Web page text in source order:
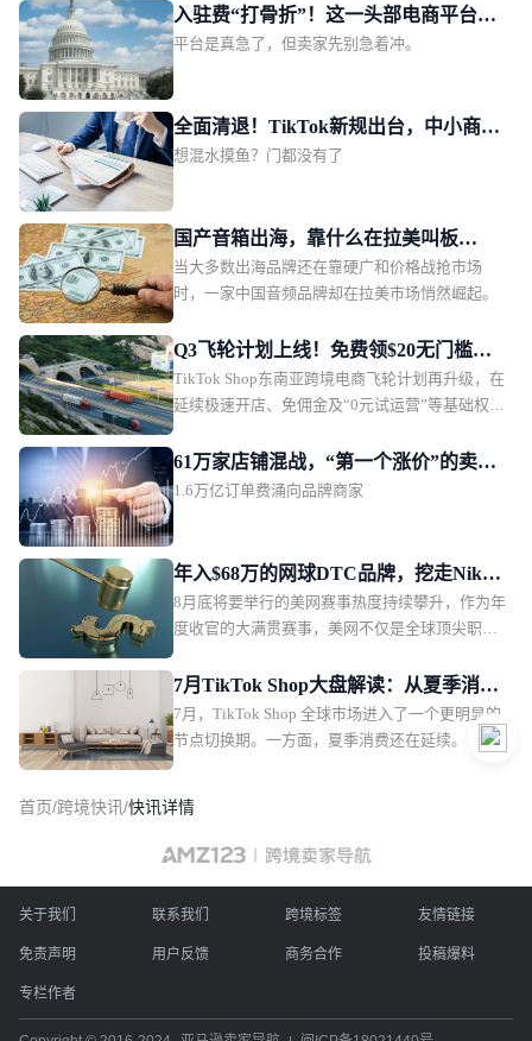
规。对比欧洲瞄准电子电器、纺织品/服饰、玩
具、化妆品、母婴5大平台核心热销品类进行全方
想象力，实际上远超品类本身。01TikTok Shop泰
国站收紧二手商品TT123获悉，自2026年7月31
日起，TikTok Shop泰国站点已全面收紧二手商品
入驻费“打骨折”！这一头部电商平台急
需中国卖家回血
平台是真急了，但卖家先别急着冲。
全面清退！TikTok新规出台，中小商家
更难躺赢
想混水摸鱼？门都没有了
国产音箱出海，靠什么在拉美叫板
JBL？一场由数百位本土红人完成的信
任众筹
当大多数出海品牌还在靠硬广和价格战抢市场
时，一家中国音频品牌却在拉美市场悄然崛起。
Q3飞轮计划上线！免费领$20无门槛广
告金，东南亚跨境新商激励再加码！
TikTok Shop东南亚跨境电商飞轮计划再升级，在
延续极速开店、免佣金及“0元试运营”等基础权益
店、内容工具及广告测试等关键环节的经营支
持，符合条件的新商还有机会领取$20广告金，
以下几项值得重点关注。面向多市场经营商家，
Q3飞轮计划进一步整合“一商卖全球·全域启航”能
力。
61万家店铺混战，“第一个涨价”的卖家
瓜分万亿蛋糕
1.6万亿订单费涌向品牌商家
年入$68万的网球DTC品牌，挖走Nike
代言人，摇身一变成潮牌
8月底将要举行的美网赛事热度持续攀升，作为年
度收官的大满贯赛事，美网不仅是全球顶尖职业
的核心风向标。网球服饰已不再是专业运动的小
众品类，而是成为DTC品牌切入运动生活方式赛
道的优质切口。一批2020年后成立的新锐DTC网
考价值的新样本。新锐网球DTC品牌的差异化营
国的Stack Athletics，以叛逆、高性能为品牌定
位，主打网球与匹克球等球类运动服饰，瞄准年
轻一代高强度球类运动玩家。
7月TikTok Shop大盘解读：从夏季消费
到返校季，下一波机会开始出现
7月，TikTok Shop 全球市场进入了一个更明显的
节点切换期。一方面，夏季消费还在延续。
首页/跨境快讯/快讯详情
关于我们 联系我们 跨境标签 友情链接
免责声明 用户反馈 商务合作 投稿爆料
专栏作者